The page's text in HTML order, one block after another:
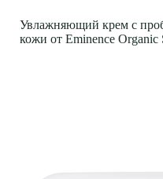
Увлажняющий крем с
кожи от Eminence Organic